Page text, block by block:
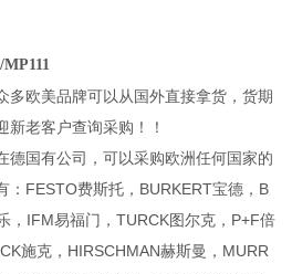
多欧美品牌可以从国外直接拿货，货期
新老客户查询采购！！
德国有公司，可以采购欧洲任何国家的
：FESTO费斯托，BURKERT宝德，B
，IFM易福门，TURCK图尔克，P+F倍
施克，HIRSCHMAN赫斯曼，MURR